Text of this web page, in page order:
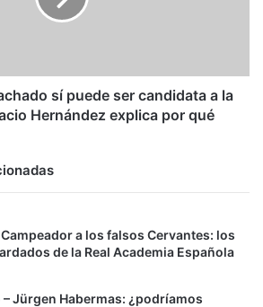
sí puede ser candidata a la
Hernández explica por qué
a los falsos Cervantes: los
de la Real Academia Española
Jürgen Habermas: ¿podríamos